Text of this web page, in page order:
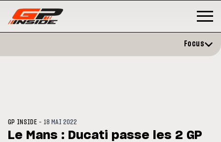
Focus
GP INSIDE - 18 MAI 2022
Le Mans : Ducati passe les 2 GP